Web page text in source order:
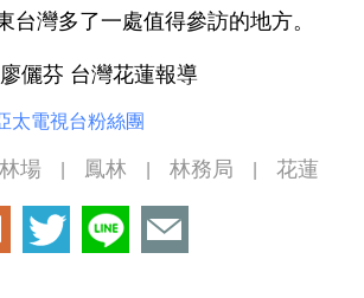
台灣多了一處值得參訪的地方。
儷芬 台灣花蓮報導
太電視台粉絲團
場 鳳林 林務局 花蓮